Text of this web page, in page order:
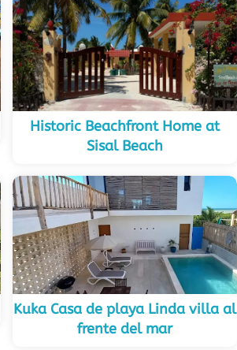
Historic Beachfront Home at
Sisal Beach
Kuka Casa de playa Linda villa al
frente del mar